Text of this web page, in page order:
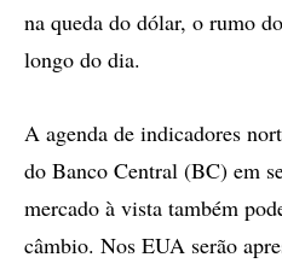
na queda do dólar, o rumo
longo do dia.
A agenda de indicadores
do Banco Central (BC) em
mercado à vista também
câmbio. Nos EUA serão